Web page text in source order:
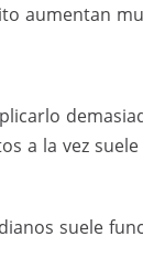
aumentan
a la vez
suele